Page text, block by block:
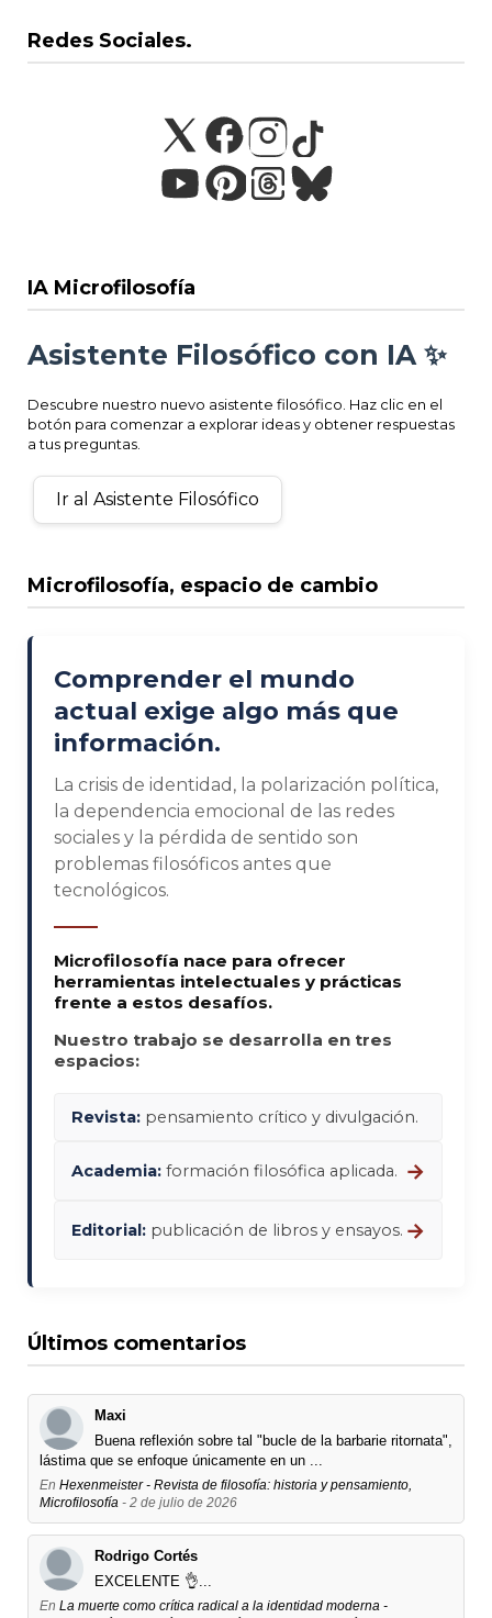
Redes Sociales.
IA Microfilosofía
Asistente Filosófico con IA ✨
Descubre nuestro nuevo asistente filosófico. Haz clic en el
botón para comenzar a explorar ideas y obtener respuestas
a tus preguntas.
Ir al Asistente Filosófico
Microfilosofía, espacio de cambio
Comprender el mundo
actual exige algo más que
información.
La crisis de identidad, la polarización política,
la dependencia emocional de las redes
sociales y la pérdida de sentido son
problemas filosóficos antes que
tecnológicos.
Microfilosofía nace para ofrecer
herramientas intelectuales y prácticas
frente a estos desafíos.
Nuestro trabajo se desarrolla en tres
espacios:
Revista: pensamiento crítico y divulgación.
Academia: formación filosófica aplicada. →
Editorial: publicación de libros y ensayos. →
Últimos comentarios
Maxi
Buena reflexión sobre tal "bucle de la barbarie ritornata",
lástima que se enfoque únicamente en un ...
En Hexenmeister - Revista de filosofía: historia y pensamiento,
Microfilosofía - 2 de julio de 2026
Rodrigo Cortés
EXCELENTE 👌...
En La muerte como crítica radical a la identidad moderna -